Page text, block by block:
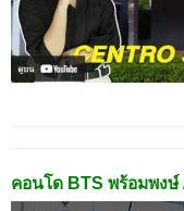
คอนโด BTS พร้อมพง